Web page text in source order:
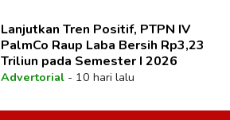
Lanjutkan Tren Positif, PTPN IV
PalmCo Raup Laba Bersih Rp3,23
Triliun pada Semester I 2026
Advertorial- 10 hari lalu